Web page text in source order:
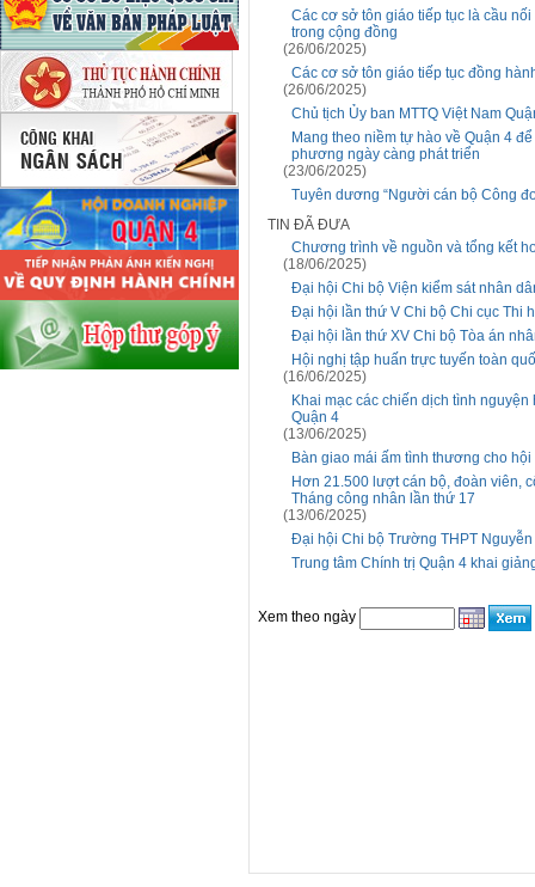
Các cơ sở tôn giáo tiếp tục là cầu
trong cộng đồng
(26/06/2025)
Các cơ sở tôn giáo tiếp tục đồng
(26/06/2025)
Chủ tịch Ủy ban MTTQ Việt Nam
Mang theo niềm tự hào về Quận 4
phương ngày càng phát triển
(23/06/2025)
Tuyên dương “Người cán bộ Công
TIN ĐÃ ĐƯA
Chương trình về nguồn và tổng kết
(18/06/2025)
Đại hội Chi bộ Viện kiểm sát nhân
Đại hội lần thứ V Chi bộ Chi cục Thi
Đại hội lần thứ XV Chi bộ Tòa án
Hội nghị tập huấn trực tuyến toàn
(16/06/2025)
Khai mạc các chiến dịch tình
Quận 4
(13/06/2025)
Bàn giao mái ấm tình thương cho
Hơn 21.500 lượt cán bộ, đoàn viên,
Tháng công nhân lần thứ 17
(13/06/2025)
Đại hội Chi bộ Trường THPT
Trung tâm Chính trị Quận 4 khai
Xem theo ngày